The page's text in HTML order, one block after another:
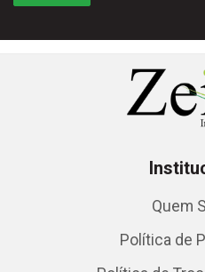
Quem
Política de